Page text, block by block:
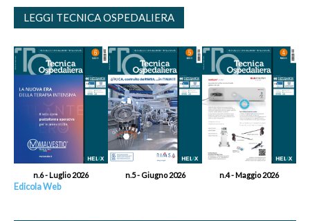
LEGGI TECNICA OSPEDALIERA
n.6 - Luglio 2026 n.5 - Giugno 2026 n.4 - Maggio 2026
Edicola Web